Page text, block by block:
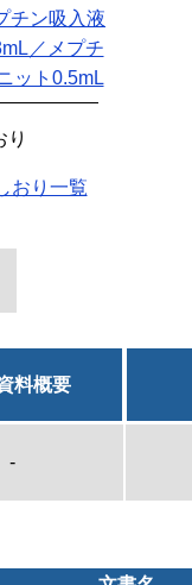
チン吸入液
／メプチ
ット0.5mL
り
おり一覧
料概要
-